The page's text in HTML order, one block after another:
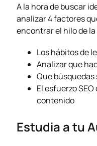
A la hora de buscar
analizar 4 factores
encontrar el hilo de
Los hábitos de
Analizar que
Que búsquedas
El esfuerzo
contenido
Estudia a tu